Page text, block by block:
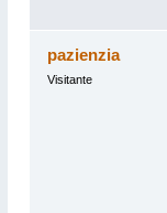
pazienzia
Visitante